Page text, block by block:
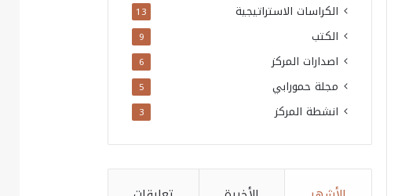
الكراسات الاستراتيجية 13
الكتب 9
اصدارات المركز 6
مجلة حمورابي 5
انشطة المركز 3